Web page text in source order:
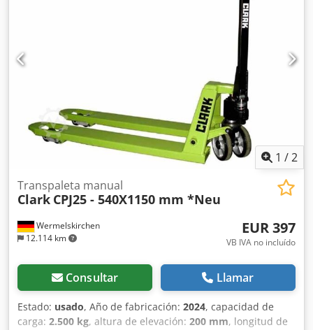
1 /2
Wermelskirchen
12.114 km
Transpaleta manual
Clark CPJ25 - 540X1150 mm *Neu
EUR 397
VB IVA no incluído
Consultar Llamar
Estado: usado, Año de fabricación: 2024, capacidad de
carga: 2.500 kg, altura de elevación: 200 mm, longitud de